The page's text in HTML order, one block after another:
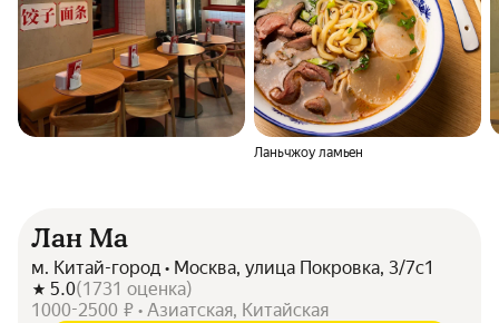
Ланьчжоу ламьен
Лан Ма
м. Китай-город • Москва, улица Покровка, 3/7с1
5.0(1731 оценка)
1000-2500 ₽ • Азиатская, Китайская